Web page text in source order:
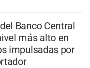
Banco Central
más alto en
impulsadas por